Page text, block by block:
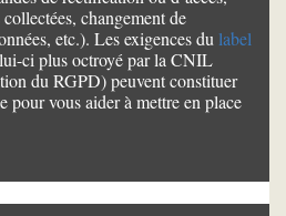
changement de
etc.). Les exigences du label
ci plus octroyé par la CNIL
du RGPD) peuvent constituer
pour vous aider à mettre en place